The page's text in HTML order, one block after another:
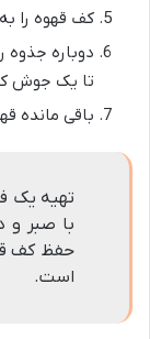
کف قهوه را
دوباره جذوه
تا یک جوش
باقی مانده
تهیه یک
با صبر و
حفظ کف
است.